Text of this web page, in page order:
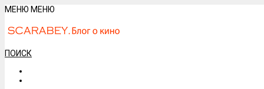
МЕНЮ МЕНЮ
ПОИСК